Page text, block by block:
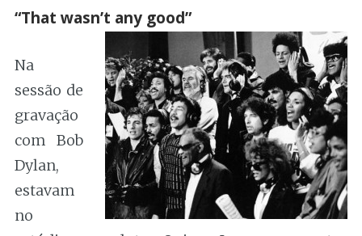
“That wasn’t any good”
Na
sessão de
gravação
com Bob
Dylan,
estavam
no